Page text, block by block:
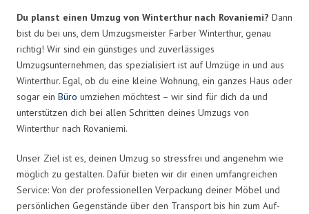
Du planst einen Umzug von Winterthur nach Rovaniemi? Dann
bist du bei uns, dem Umzugsmeister Farber Winterthur, genau
richtig! Wir sind ein günstiges und zuverlässiges
Umzugsunternehmen, das spezialisiert ist auf Umzüge in und aus
Winterthur. Egal, ob du eine kleine Wohnung, ein ganzes Haus oder
sogar ein Büro umziehen möchtest – wir sind für dich da und
unterstützen dich bei allen Schritten deines Umzugs von
Winterthur nach Rovaniemi.
Unser Ziel ist es, deinen Umzug so stressfrei und angenehm wie
möglich zu gestalten. Dafür bieten wir dir einen umfangreichen
Service: Von der professionellen Verpackung deiner Möbel und
persönlichen Gegenstände über den Transport bis hin zum Auf-